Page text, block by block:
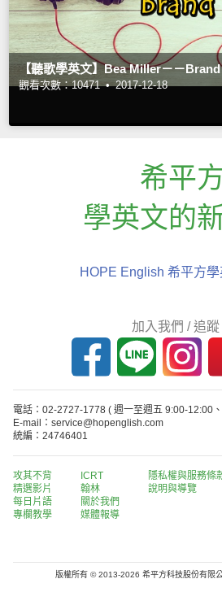
【聽歌學英文】Bea Miller－－
觀看次數：10471 • 2017-12-18
希平
學英文的
HOPE English 希平方
加入我們 / 追蹤
電話：02-2727-1778 ( 週一至週五 9:00-12:00
E-mail：service@hopenglish.com
統編：24746401
攻其不背
精選影片
每日片語
專欄教學
ICRT
翰林
關於我們
媒體報導
隱私權與服務條
說明與導覽
版權所有 © 2013-2026 希平方科技股份有限